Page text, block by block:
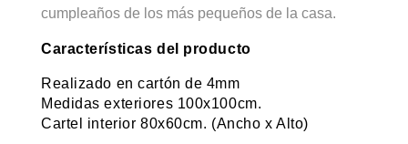
cumpleaños de los más pequeños de la casa.
Características del producto
Realizado en cartón de 4mm
Medidas exteriores 100x100cm.
Cartel interior 80x60cm. (Ancho x Alto)